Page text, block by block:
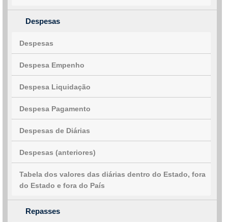
Despesas
Despesas
Despesa Empenho
Despesa Liquidação
Despesa Pagamento
Despesas de Diárias
Despesas (anteriores)
Tabela dos valores das diárias dentro do Estado, fora
do Estado e fora do País
Repasses